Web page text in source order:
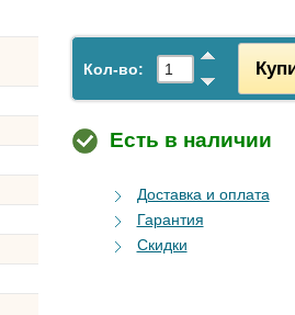
Кол-во:
Есть в наличии
Доставка и оплата
Гарантия
Скидки